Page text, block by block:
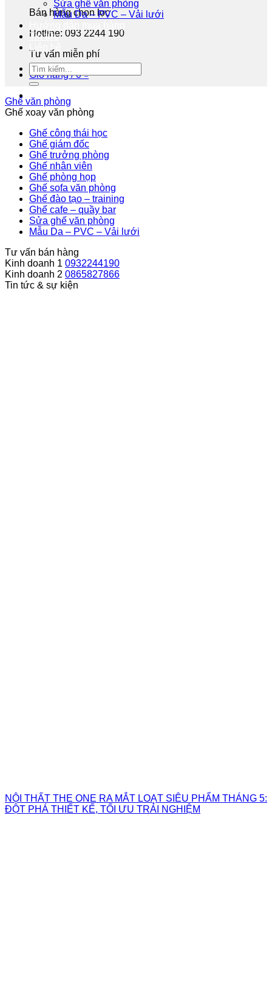
Bán hàng chọn lọc
Hotline: 093 2244 190
Tư vấn miễn phí
Giỏ hàng /0₫
Sửa ghế văn phòng
Mẫu Da – PVC – Vải lưới
Tin tức
Liên hệ
Ghế văn phòng
Ghế xoay văn phòng
Ghế công thái học
Ghế giám đốc
Ghế trưởng phòng
Ghế nhân viên
Ghế phòng họp
Ghế sofa văn phòng
Ghế đào tạo – training
Ghế cafe – quầy bar
Sửa ghế văn phòng
Mẫu Da – PVC – Vải lưới
Tư vấn bán hàng
Kinh doanh 1 0932244190
Kinh doanh 2 0865827866
Tin tức & sự kiện
NỘI THẤT THE ONE RA MẮT LOẠT SIÊU PHẨM THÁNG 5:
ĐỘT PHÁ THIẾT KẾ, TỐI ƯU TRẢI NGHIỆM